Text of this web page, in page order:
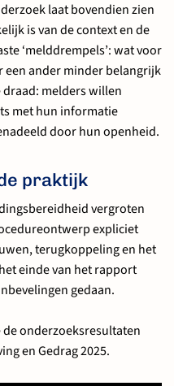
laat bovendien zien
is van de context en de
‘melddrempels’: wat voor
een ander minder belangrijk
melders willen
met hun informatie
door hun openheid.
praktijk
vergroten
expliciet
terugkoppeling en het
einde van het rapport
gedaan.
onderzoeksresultaten
en Gedrag 2025.